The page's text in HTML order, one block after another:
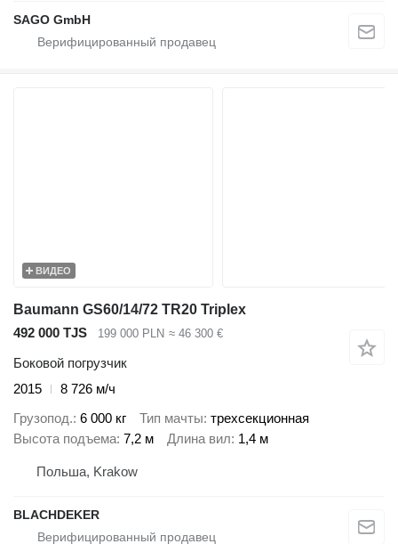
SAGO GmbH
ВИДЕО
Baumann GS60/14/72 TR20 Triplex
492 000 TJS
199 000 PLN ≈ 46 300 €
Боковой погрузчик
2015
8 726 м/ч
Грузопод. 6 000 кг Тип мачты трехсекционная
Высота подъема 7,2 м Длина вил 1,4 м
Польша, Krakow
BLACHDEKER